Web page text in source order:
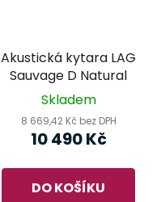
Akustická kytara LAG
Sauvage D Natural
Skladem
8 669,42 Kč bez DPH
10 490 Kč
DO KOŠÍKU